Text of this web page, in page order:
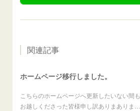
関連記事
ホームページ移行しました。
こちらのホームページへ更新したいない間も
お越しくださった皆様申し訳ありまありま…